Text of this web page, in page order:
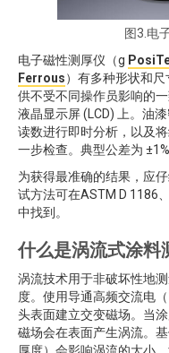
图3.电
电子磁性测厚仪（g
Ferrous）有多种形状和
供不受不同操作员影响的
液晶显示屏 (LCD) 上。油
读数进行即时分析，以及
一步检查。典型公差为 ±1%
为获得最准确的结果，应
试方法可在ASTM D 1186
中找到。
什么是涡流式涂料
涡流技术用于非破坏性地
度。使用导通高频交流电
头表面建立交变磁场。当
磁场会在表面产生涡流。